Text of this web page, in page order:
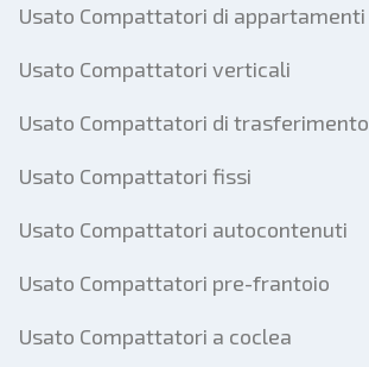
Usato Compattatori di appartamenti
Usato Compattatori verticali
Usato Compattatori di trasferimento
Usato Compattatori fissi
Usato Compattatori autocontenuti
Usato Compattatori pre-frantoio
Usato Compattatori a coclea